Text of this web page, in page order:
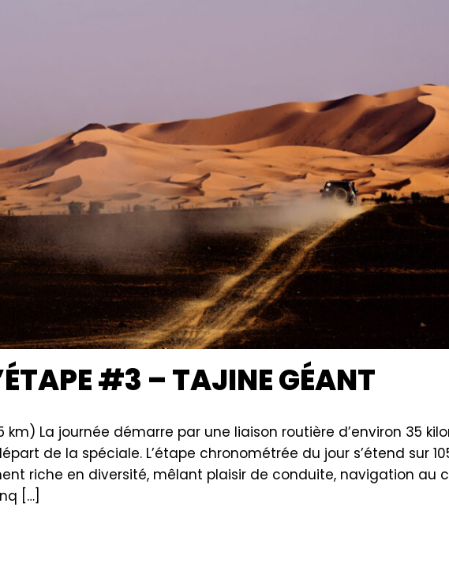
#3 – TAJINE GÉANT
km) La journée démarre par une liaison routière d’environ 35
de la spéciale. L’étape chronométrée du jour s’étend sur
riche en diversité, mêlant plaisir de conduite, navigation au
[…]